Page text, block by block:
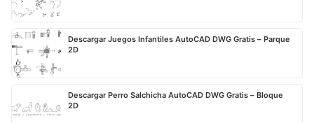
Descargar Juegos Infantiles AutoCAD DWG Gratis – Parque
2D
Descargar Perro Salchicha AutoCAD DWG Gratis – Bloque
2D